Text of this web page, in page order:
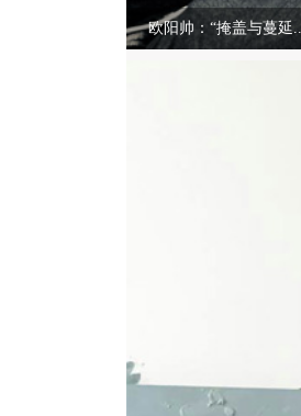
欧阳帅：“掩盖与蔓延